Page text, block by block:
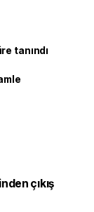
tanındı
çıkış